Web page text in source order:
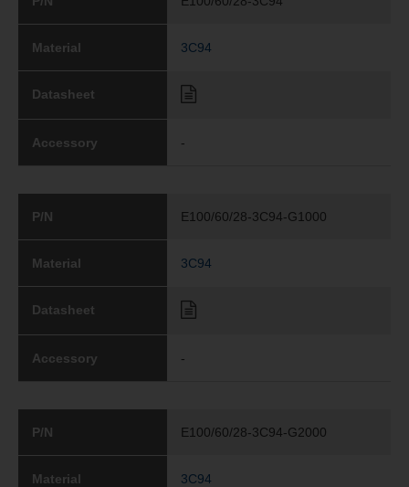
Material 3C94
Datasheet
Accessory -
P/N E100/60/28-3C94-G1000
Material 3C94
Datasheet
Accessory -
P/N E100/60/28-3C94-G2000
Material 3C94